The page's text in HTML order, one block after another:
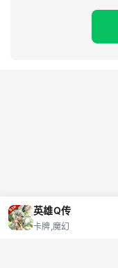
英雄Q传
卡牌,魔幻